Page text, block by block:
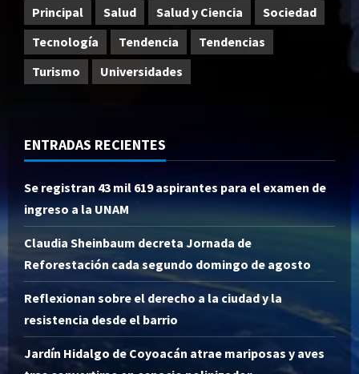
Principal
Salud Salud y Ciencia
Sociedad
Tecnología
Tendencia
Tendencias
Turismo
Universidades
ENTRADAS RECIENTES
Se registran 43 mil 619 aspirantes para el examen de
ingreso a la UNAM
Claudia Sheinbaum decreta Jornada de
Reforestación cada segundo domingo de agosto
Reflexionan sobre el derecho a la ciudad y la
resistencia desde el barrio
Jardín Hidalgo de Coyoacán atrae mariposas y aves